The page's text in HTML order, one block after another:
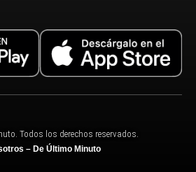
Todos los derechos reservados.
– De Último Minuto